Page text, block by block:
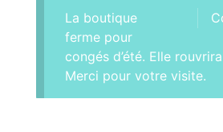
La boutique
ferme pour
congés d’été. Elle
Merci pour votre visite.